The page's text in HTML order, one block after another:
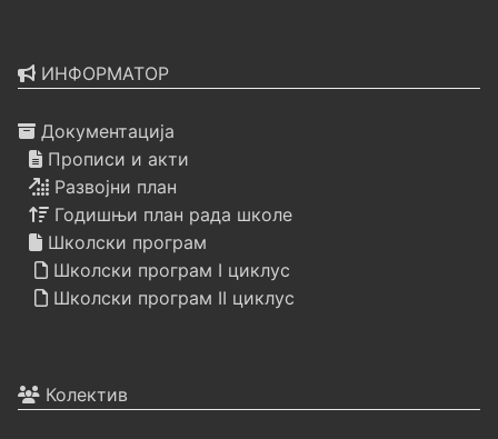
ИНФОРМАТОР
Документација
Прописи и акти
Развојни план
Годишњи план рада школе
Школски програм
Школски програм I циклус
Школски програм II циклус
Колектив